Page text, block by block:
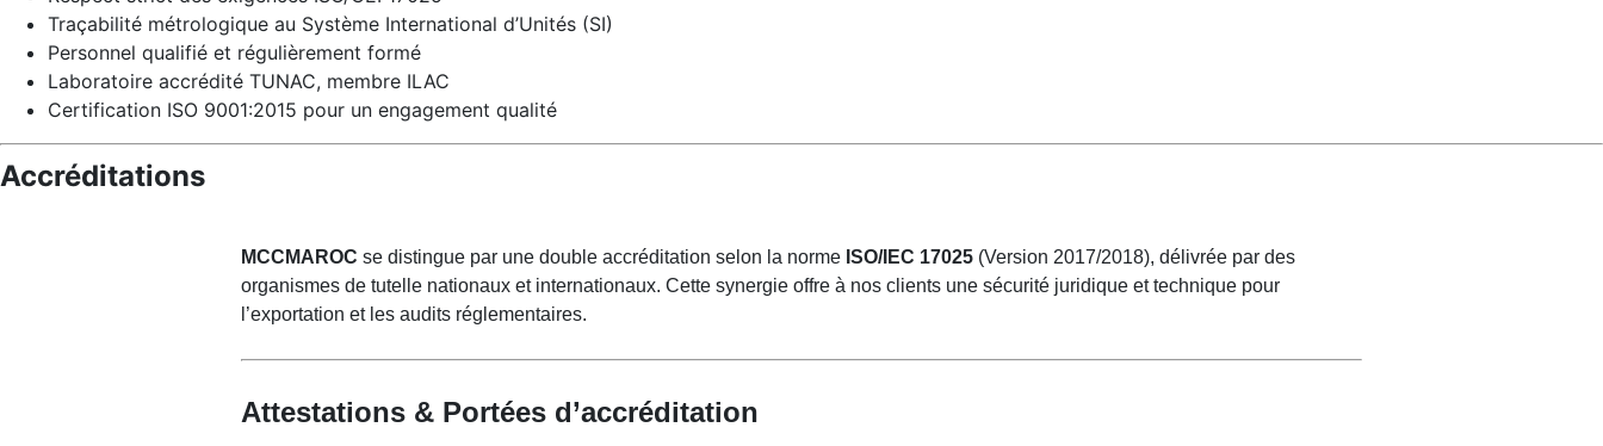
Traçabilité métrologique au Système International d’Unités (SI)
Personnel qualifié et régulièrement formé
Laboratoire accrédité TUNAC, membre ILAC
Certification ISO 9001:2015 pour un engagement qualité
Accréditations
MCCMAROC se distingue par une double accréditation selon la norme ISO/IEC 17025 (Version 2017/2018), délivrée par des
organismes de tutelle nationaux et internationaux. Cette synergie offre à nos clients une sécurité juridique et technique pour
l’exportation et les audits réglementaires.
Attestations & Portées d’accréditation